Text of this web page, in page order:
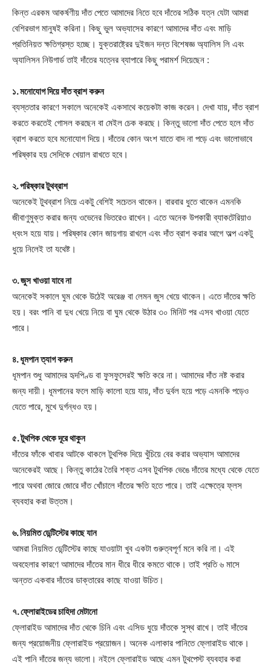
কিন্ত এরকম আকর্ষণীয় দাঁত পেতে আমাদের নিতে হবে দাঁতের সঠিক যত্ন যেটা আমরা
বেশিরভাগ মানুষই করিনা। কিছু ভুল অভ্যাসের কারণে আমাদের দাঁত এবং মাড়ি
প্রতিনিয়ত ক্ষতিগ্রস্ত হচ্ছে। যুক্তরাষ্ট্রের দুইজন দন্ত বিশেষজ্ঞ অ্যালিস লি এবং
অ্যালিসন নিউগার্ড তাই দাঁতের যত্নের ব্যাপারে কিছু পরামর্শ দিয়েছেন :
১. মনোযোগ দিয়ে দাঁত ব্রাশ করুন
ব্যস্ততার কারণে সকালে অনেকেই একসাথে কয়েকটা কাজ করেন। দেখা যায়, দাঁত ব্রাশ
করতে করতেই গোসল করছেন বা মেইল চেক করছে। কিন্তু ভালো দাঁত পেতে হলে দাঁত
ব্রাশ করতে হবে মনোযোগ দিয়ে। দাঁতের কোন অংশ যাতে বাদ না পড়ে এবং ভালোভাবে
পরিষ্কার হয় সেদিকে খেয়াল রাখতে হবে।
২. পরিষ্কার টুথব্রাশ
অনেকেই টুথব্রাশ নিয়ে একটু বেশিই সচেতন থাকেন। বারবার ধুতে থাকেন এমনকি
জীবাণুমুক্ত করার জন্য ওভেনের ভিতরেও রাখেন। এতে অনেক উপকারী ব্যাকটেরিয়াও
ধ্বংস হয়ে যায়। পরিষ্কার কোন জায়গায় রাখলে এবং দাঁত ব্রাশ করার আগে অল্প একটু
ধুয়ে নিলেই তা যথেষ্ট।
৩. জুস খাওয়া যাবে না
অনেকেই সকালে ঘুম থেকে উঠেই অরেঞ্জ বা লেমন জুস খেয়ে থাকেন। এতে দাঁতের ক্ষতি
হয়। বরং পানি বা দুধ খেয়ে নিয়ে বা ঘুম থেকে উঠার ৩০ মিনিট পর এসব খাওয়া যেতে
পারে।
৪. ধূমপান ত্যাগ করুন
ধূমপান শুধু আমাদের হৃদপিণ্ড বা ফুসফুসেরই ক্ষতি করে না। আমাদের দাঁত নষ্ট করার
জন্য দায়ী। ধূমপানের ফলে মাড়ি কালো হয়ে যায়, দাঁত দুর্বল হয়ে পড়ে এমনকি পড়েও
যেতে পারে, মুখে দুর্গন্ধও হয়।
৫. টুথপিক থেকে দূরে থাকুন
দাঁতের ফাঁকে খাবার আটকে থাকলে টুথপিক দিয়ে খুঁচিয়ে বের করার অভ্যাস আমাদের
অনেকেরই আছে। কিন্তু কাঠের তৈরি শক্ত এসব টুথপিক ভেঙে দাঁতের মধ্যে থেকে যেতে
পারে অথবা জোরে জোরে দাঁত খোঁচালে দাঁতের ক্ষতি হতে পারে। তাই এক্ষেত্রে ফ্লস
ব্যবহার করা উত্তম।
৬. নিয়মিত ডেন্টিস্টের কাছে যান
আমরা নিয়মিত ডেন্টিস্টের কাছে যাওয়াটা খুব একটা গুরুত্বপূর্ণ মনে করি না। এই
অবহেলার কারণে আমাদের দাঁতের মান ধীরে ধীরে কমতে থাকে। তাই প্রতি ৬ মাসে
অন্তত একবার দাঁতের ডাক্তারের কাছে যাওয়া উচিত।
৭. ফ্লোরাইডের চাহিদা মেটানো
ফ্লোরাইড আমাদের দাঁত থেকে চিনি এবং এসিড ধুয়ে দাঁতকে সুস্থ রাখে। তাই দাঁতের
জন্য প্রয়োজনীয় ফ্লোরাইড প্রয়োজন। অনেক এলাকার পানিতে ফ্লোরাইড থাকে।
এই পানি দাঁতের জন্য ভালো। নইলে ফ্লোরাইড আছে এমন টুথপেস্ট ব্যবহার করা